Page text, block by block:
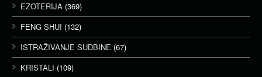
EZOTERIJA (369)
FENG SHUI (132)
ISTRAŽIVANJE SUDBINE (67)
KRISTALI (109)